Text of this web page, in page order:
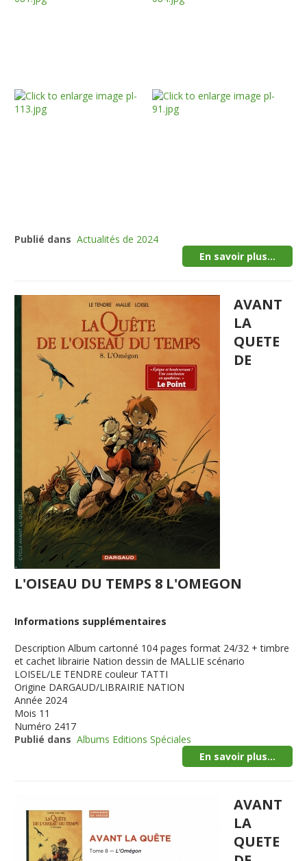
Publié dans Actualités de 2024
En savoir plus...
AVANT
LA
QUETE
DE
L'OISEAU DU TEMPS 8 L'OMEGON
Informations supplémentaires
Description Album cartonné 104 pages format 24/32 + timbre
et cachet librairie Nation dessin de MALLIE scénario
LOISEL/LE TENDRE couleur TATTI
Origine DARGAUD/LIBRAIRIE NATION
Année 2024
Mois 11
Numéro 2417
Publié dans Albums Editions Spéciales
En savoir plus...
AVANT
LA
QUETE